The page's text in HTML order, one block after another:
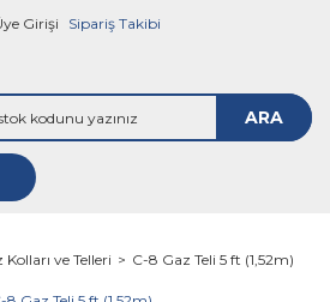
Girişi Sipariş Takibi
ARA
Kolları ve Telleri C-8 Gaz Teli 5 ft (1,52m)